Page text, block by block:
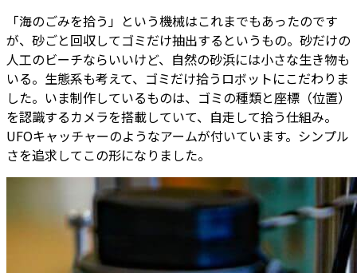
「海のごみを拾う」という機械はこれまでもあったのです
が、砂ごと回収してゴミだけ抽出するというもの。砂だけの
人工のビーチならいいけど、自然の砂浜には小さな生き物も
いる。生態系も考えて、ゴミだけ拾うロボットにこだわりま
した。いま制作しているものは、ゴミの種類と座標（位置）
を認識するカメラを搭載していて、自走して拾う仕組み。
UFOキャッチャーのようなアームが付いています。シンプル
さを追求してこの形になりました。